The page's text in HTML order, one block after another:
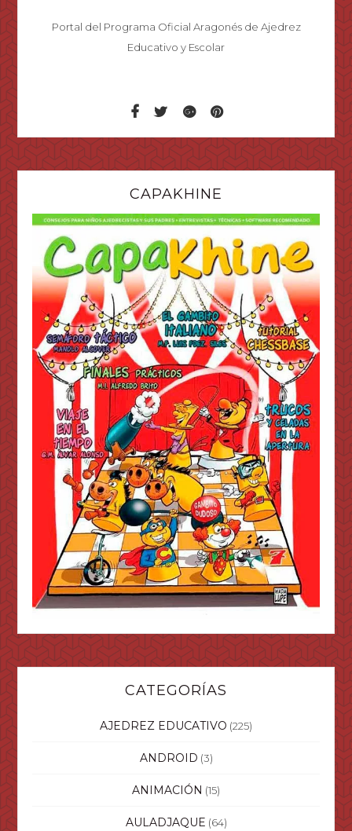
Portal del Programa Oficial Aragonés de Ajedrez
Educativo y Escolar
CAPAKHINE
CATEGORÍAS
AJEDREZ EDUCATIVO (225)
ANDROID (3)
ANIMACIÓN (15)
AULADJAQUE (64)